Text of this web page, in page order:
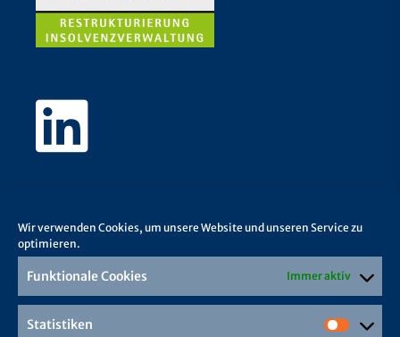
Wir verwenden Cookies, um unsere Website und unseren Service zu
optimieren.
Funktionale Cookies Immer aktiv
Statistiken